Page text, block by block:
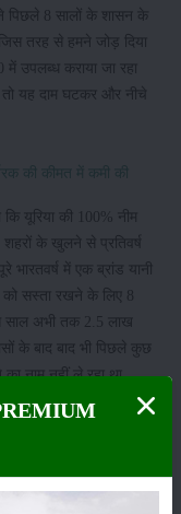
पिछले 8 सालों के शासन के
तरह से हमने जोड़ दिया
में उपलब्ध कराया जा रहा
यह दाम घटकर और नीचे
की कीमत में कमी की
यूरिया की 100% नीम
शहरों के खुलने से प्रतिवर्ष
भारतवर्ष में एक ब्रांड यानी
को सस्ता रखने के लिए 8
साल अभी तक 2.5 लाख
के बाद बाद भी पिछले कुछ
नाम नहीं ले रहा था,
रही थी। यूरिया का
से ₹550 प्रति बोरा की दर
नजर आ रहे थे और चौक
उर्वरक को बढ़ावा देने
रहे हैं। कठिन से कठिन